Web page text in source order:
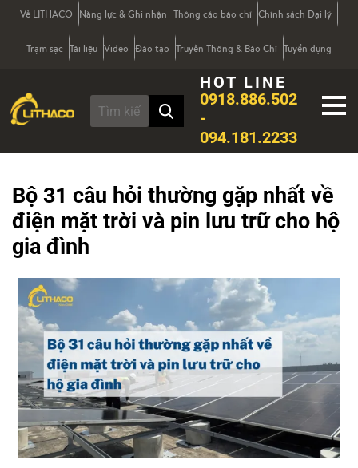
Về LITHACO Năng lực & Ghi nhận Thông cáo báo chí Chính sách Đại lý
Trạm sạc Tài liệu Video Đào tạo Truyền Thông & Báo Chí Tuyển dụng
HOT LINE
0918.886.502
-
094.181.2233
Bộ 31 câu hỏi thường gặp nhất về
điện mặt trời và pin lưu trữ cho hộ
gia đình